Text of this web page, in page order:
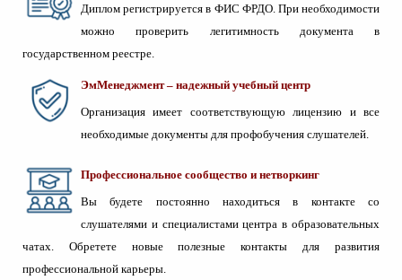
Диплом регистрируется в ФИС ФРДО. При необходимости
можно проверить легитимность документа в
государственном реестре.
ЭмМенеджмент – надежный учебный центр
Организация имеет соответствующую лицензию и все
необходимые документы для профобучения слушателей.
Профессиональное сообщество и нетворкинг
Вы будете постоянно находиться в контакте со
слушателями и специалистами центра в образовательных
чатах. Обретете новые полезные контакты для развития
профессиональной карьеры.